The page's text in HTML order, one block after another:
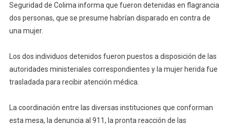
Detenidos
En
Disparar
Seguridad de Colima informa que fueron detenidas en flagrancia
dos personas, que se presume habrían disparado en contra de
una mujer.
Los dos individuos detenidos fueron puestos a disposición de las
autoridades ministeriales correspondientes y la mujer herida fue
trasladada para recibir atención médica.
La coordinación entre las diversas instituciones que conforman
esta mesa, la denuncia al 911, la pronta reacción de las